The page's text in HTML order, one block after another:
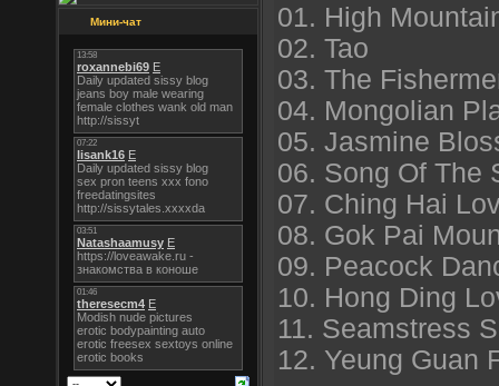
Мини-чат
01. High
02. Tao
03. The
04. Mongolian
05. Jasmine
06. Song Of The
07. Ching Hai
08. Gok Pai
09. Peacock
10. Hong Ding
11. Seamstress
12. Yeung Guan